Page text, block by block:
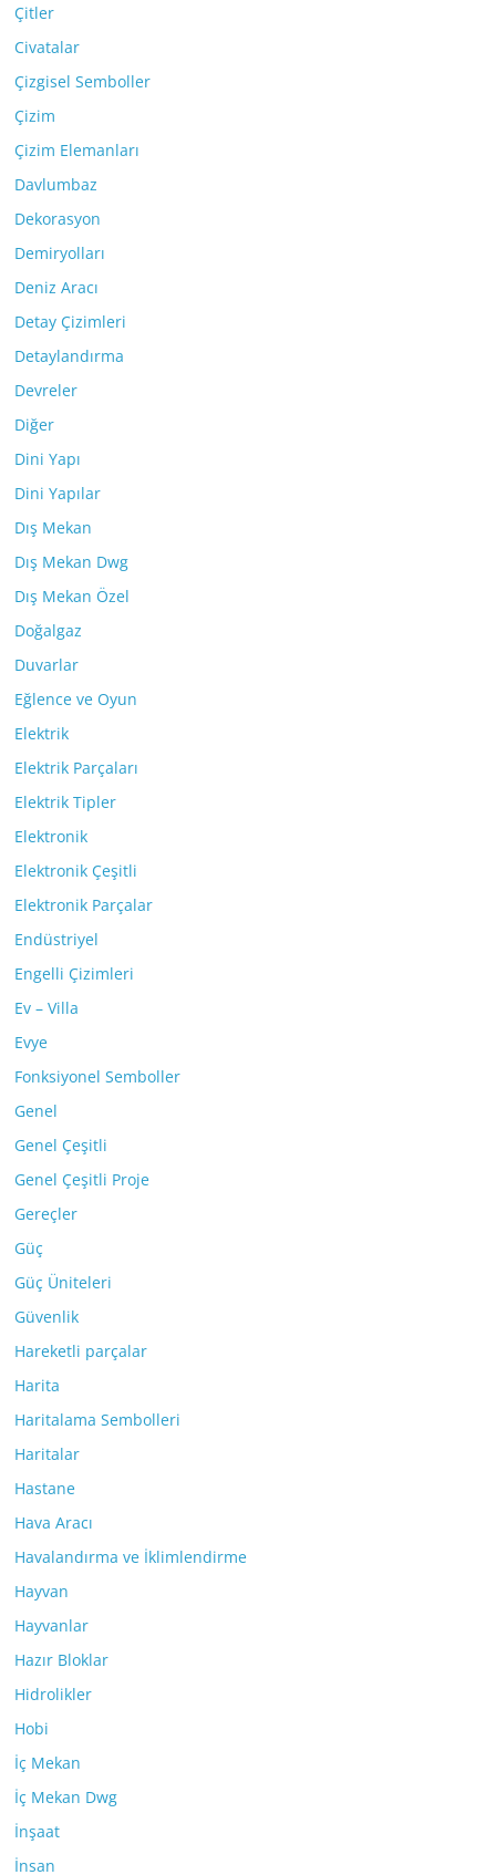
Çitler
Civatalar
Çizgisel Semboller
Çizim
Çizim Elemanları
Davlumbaz
Dekorasyon
Demiryolları
Deniz Aracı
Detay Çizimleri
Detaylandırma
Devreler
Diğer
Dini Yapı
Dini Yapılar
Dış Mekan
Dış Mekan Dwg
Dış Mekan Özel
Doğalgaz
Duvarlar
Eğlence ve Oyun
Elektrik
Elektrik Parçaları
Elektrik Tipler
Elektronik
Elektronik Çeşitli
Elektronik Parçalar
Endüstriyel
Engelli Çizimleri
Ev – Villa
Evye
Fonksiyonel Semboller
Genel
Genel Çeşitli
Genel Çeşitli Proje
Gereçler
Güç
Güç Üniteleri
Güvenlik
Hareketli parçalar
Harita
Haritalama Sembolleri
Haritalar
Hastane
Hava Aracı
Havalandırma ve İklimlendirme
Hayvan
Hayvanlar
Hazır Bloklar
Hidrolikler
Hobi
İç Mekan
İç Mekan Dwg
İnşaat
İnsan